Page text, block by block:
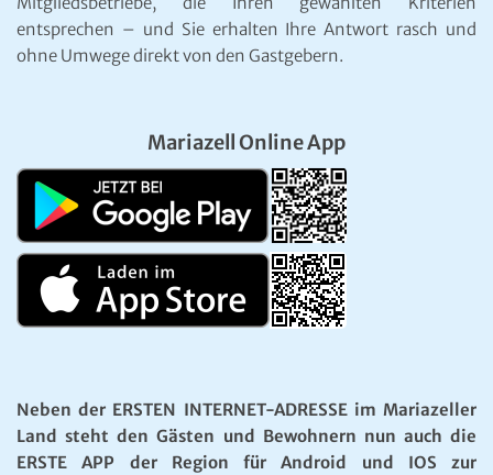
entsprechen – und Sie erhalten Ihre Antwort rasch und
ohne Umwege direkt von den Gastgebern.
Mariazell Online App
Neben der ERSTEN INTERNET-ADRESSE im Mariazeller
Land steht den Gästen und Bewohnern nun auch die
ERSTE APP der Region für Android und IOS zur